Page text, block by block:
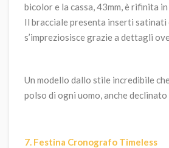
bicolor e la cassa, 43mm, è rifinita
Il bracciale presenta inserti satinati
s’impreziosisce grazie a dettagli
Un modello dallo stile incredibile
polso di ogni uomo, anche declinato
7. Festina Cronografo Timeless